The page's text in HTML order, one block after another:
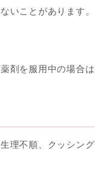
いことがあります。
剤を服用中の場合は
理不順、クッシング